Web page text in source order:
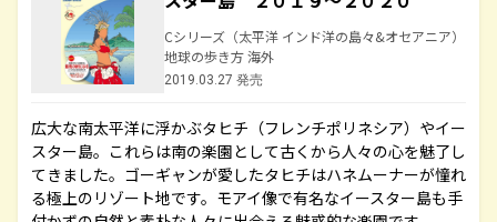
Cシリーズ（太平洋 インド洋の島々&オセアニア）
地球の歩き方 海外
2019.03.27 発売
広大な南太平洋に浮かぶタヒチ（フレンチポリネシア）やイー
スター島。これらは南の楽園として古くから人々の心を魅了し
てきました。ゴーギャンが愛したタヒチはハネムーナーが憧れ
る極上のリゾート地です。モアイ像で有名なイースター島も手